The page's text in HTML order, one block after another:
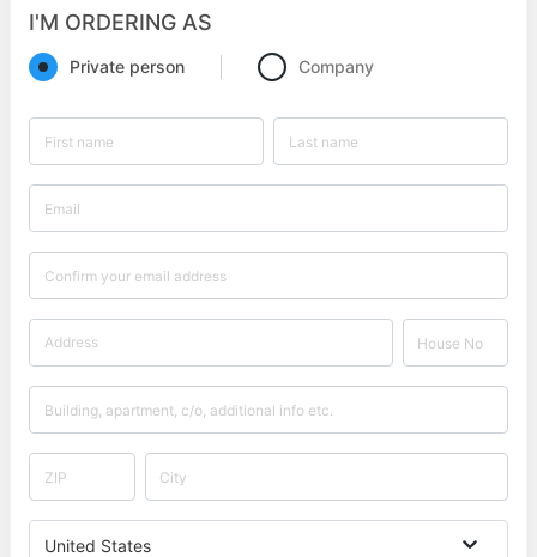
I'M ORDERING AS
Private person Company
United States